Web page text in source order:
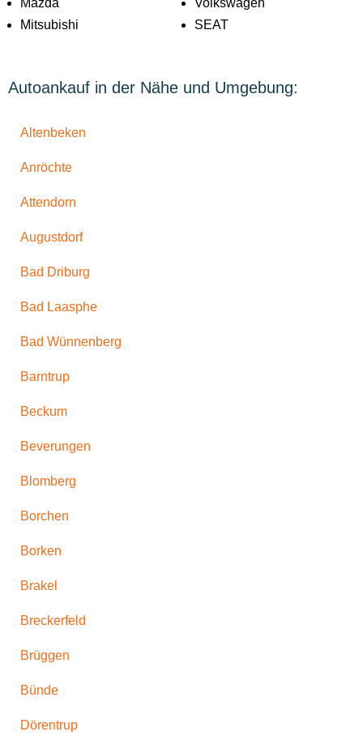
Mitsubishi
SEAT
Autoankauf in der Nähe und Umgebung:
Altenbeken
Anröchte
Attendorn
Augustdorf
Bad Driburg
Bad Laasphe
Bad Wünnenberg
Barntrup
Beckum
Beverungen
Blomberg
Borchen
Borken
Brakel
Breckerfeld
Brüggen
Bünde
Dörentrup